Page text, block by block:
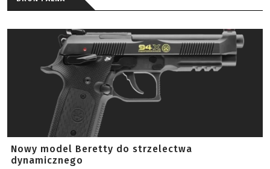
Nowy model Beretty do strzelectwa
dynamicznego